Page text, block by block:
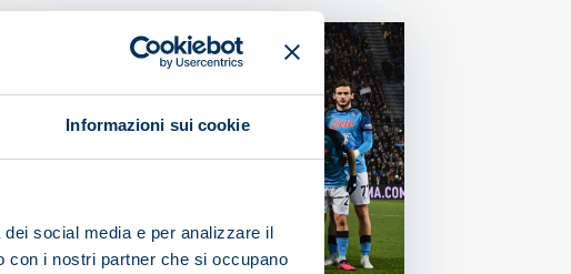
Informazioni sui cookie
social media e per analizzare il
con i nostri partner che si occupano